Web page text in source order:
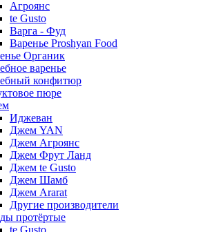
Агроянс
te Gusto
Варга - Фуд
Варенье Proshyan Food
Органик
варенье
конфитюр
пюре
Иджеван
Джем YAN
Джем Агроянс
Джем Фрут Ланд
Джем te Gusto
Джем Шамб
Джем Ararat
Другие производители
протёртые
te Gusto